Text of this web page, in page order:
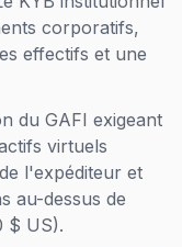
corporatifs,
effectifs et une
du GAFI exigeant
virtuels
l'expéditeur et
au-dessus de
$ US).